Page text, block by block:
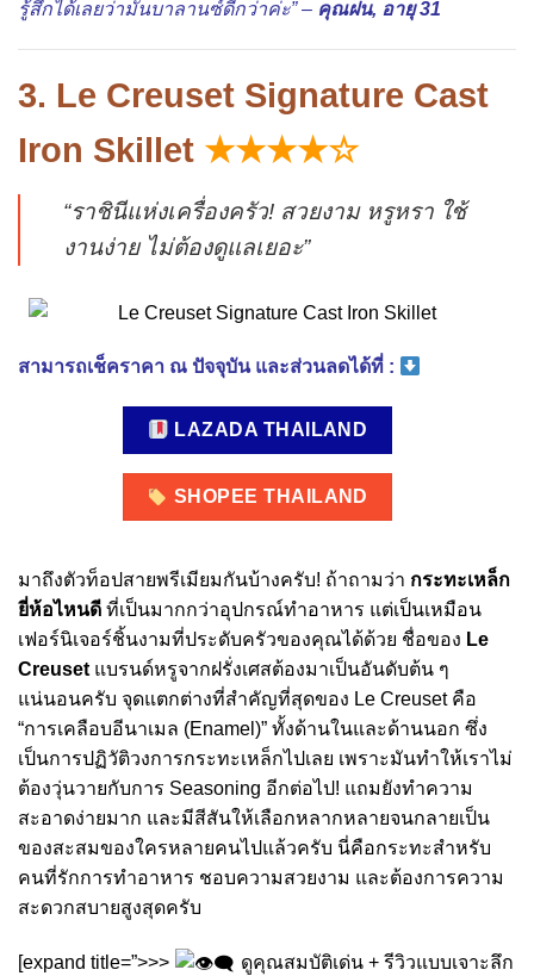
รู้สึกได้เลยว่ามันบาลานซ์ดีกว่าค่ะ” – คุณฝน, อายุ 31
3. Le Creuset Signature Cast
Iron Skillet ★★★★☆
“ราชินีแห่งเครื่องครัว! สวยงาม หรูหรา ใช้
งานง่าย ไม่ต้องดูแลเยอะ”
สามารถเช็คราคา ณ ปัจจุบัน และส่วนลดได้ที่ :
LAZADA THAILAND
SHOPEE THAILAND
มาถึงตัวท็อปสายพรีเมียมกันบ้างครับ! ถ้าถามว่า กระทะเหล็ก
ยี่ห้อไหนดี ที่เป็นมากกว่าอุปกรณ์ทำอาหาร แต่เป็นเหมือน
เฟอร์นิเจอร์ชิ้นงามที่ประดับครัวของคุณได้ด้วย ชื่อของ Le
Creuset แบรนด์หรูจากฝรั่งเศสต้องมาเป็นอันดับต้น ๆ
แน่นอนครับ จุดแตกต่างที่สำคัญที่สุดของ Le Creuset คือ
“การเคลือบอีนาเมล (Enamel)” ทั้งด้านในและด้านนอก ซึ่ง
เป็นการปฏิวัติวงการกระทะเหล็กไปเลย เพราะมันทำให้เราไม่
ต้องวุ่นวายกับการ Seasoning อีกต่อไป! แถมยังทำความ
สะอาดง่ายมาก และมีสีสันให้เลือกหลากหลายจนกลายเป็น
ของสะสมของใครหลายคนไปแล้วครับ นี่คือกระทะสำหรับ
คนที่รักการทำอาหาร ชอบความสวยงาม และต้องการความ
สะดวกสบายสูงสุดครับ
[expand title=”>>>
ดูคุณสมบัติเด่น + รีวิวแบบเจาะลึก